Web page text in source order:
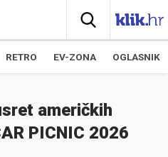
RETRO EV-ZONA OGLASNIK
američkih
PICNIC 2026